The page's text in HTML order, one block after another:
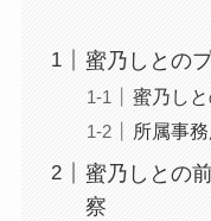
蜜乃しとの
蜜乃し
所属事
蜜乃しとの
察